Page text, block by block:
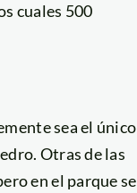
cuales 500
sea el único
Otras de las
en el parque se